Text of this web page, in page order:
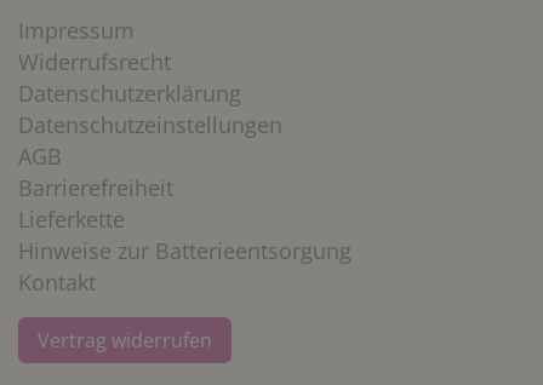
Impressum
Widerrufsrecht
Datenschutzerklärung
Datenschutzeinstellungen
AGB
Barrierefreiheit
Lieferkette
Hinweise zur Batterieentsorgung
Kontakt
Vertrag widerrufen